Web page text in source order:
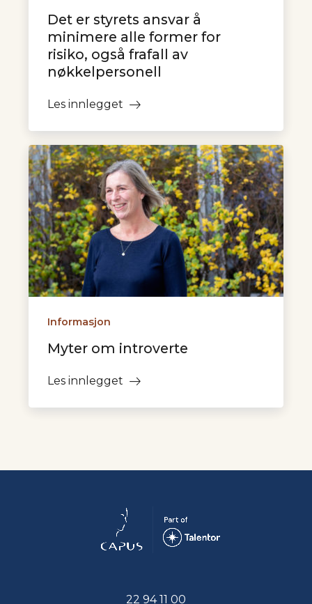
Det er styrets ansvar å
minimere alle former for
risiko, også frafall av
nøkkelpersonell
Les innlegget
Informasjon
Myter om introverte
Les innlegget
22 94 11 00